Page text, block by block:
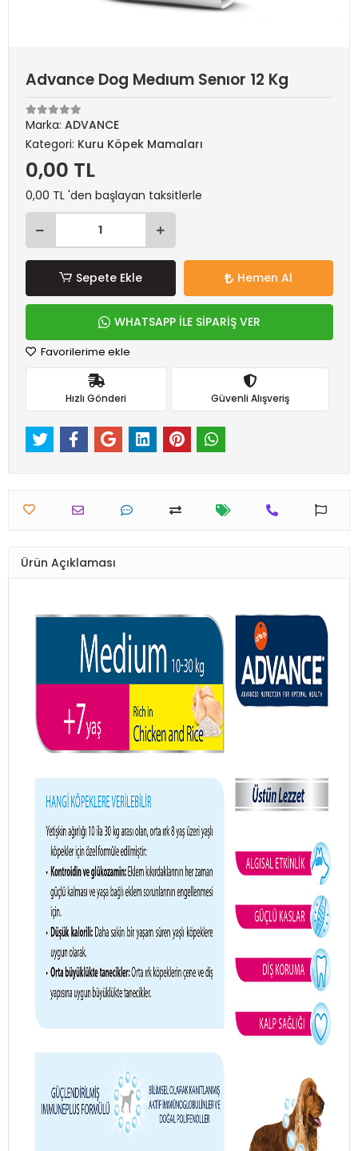
Advance Dog Medıum Senıor 12 Kg
Marka: ADVANCE
Kategori: Kuru Köpek Mamaları
0,00 TL
0,00 TL 'den başlayan taksitlerle
Sepete Ekle Hemen Al
WHATSAPP İLE SİPARİŞ VER
Favorilerime ekle
Hızlı Gönderi Güvenli Alışveriş
Ürün Açıklaması